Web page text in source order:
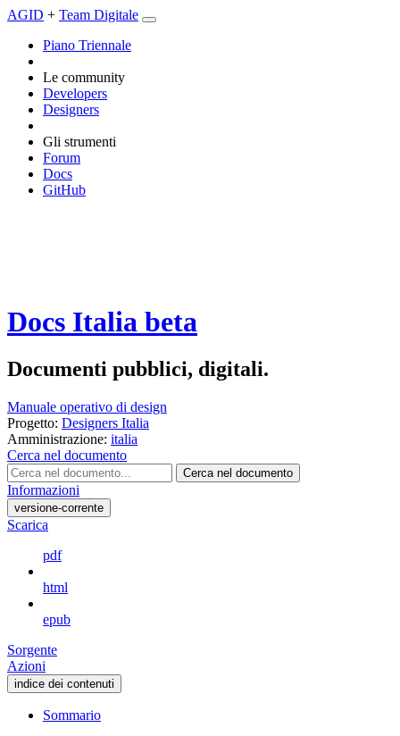
AGID + Team Digitale
Piano Triennale
Le community
Developers
Designers
Gli strumenti
Forum
Docs
GitHub
Docs Italia beta
Documenti pubblici, digitali.
Manuale operativo di design
Progetto: Designers Italia
Amministrazione: italia
Cerca nel documento
Cerca nel documento
Informazioni
versione-corrente
Scarica
pdf
html
epub
Sorgente
Azioni
indice dei contenuti
Sommario